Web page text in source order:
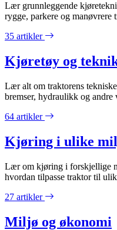
Lær grunnleggende
rygge, parkere og manøvrere
35 artikler
Kjøretøy og
Lær alt om traktorens
bremser, hydraulikk og andre
64 artikler
Kjøring i ulike
Lær om kjøring i forskjellige
hvordan tilpasse traktor til
27 artikler
Miljø og økonomi